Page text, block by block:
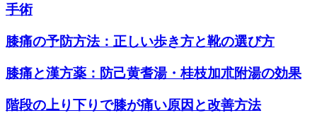
手術
膝痛の予防方法：正しい歩き方と靴の選び方
膝痛と漢方薬：防己黄耆湯・桂枝加朮附湯の効果
階段の上り下りで膝が痛い原因と改善方法